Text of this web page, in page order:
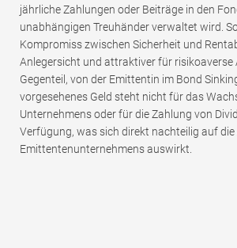
jährliche Zahlungen oder Beiträge in den
unabhängigen Treuhänder verwaltet wird.
Kompromiss zwischen Sicherheit und
Anlegersicht und attraktiver für risikoaverse
Gegenteil, von der Emittentin im Bond
vorgesehenes Geld steht nicht für das
Unternehmens oder für die Zahlung von
Verfügung, was sich direkt nachteilig auf
Emittentenunternehmens auswirkt.